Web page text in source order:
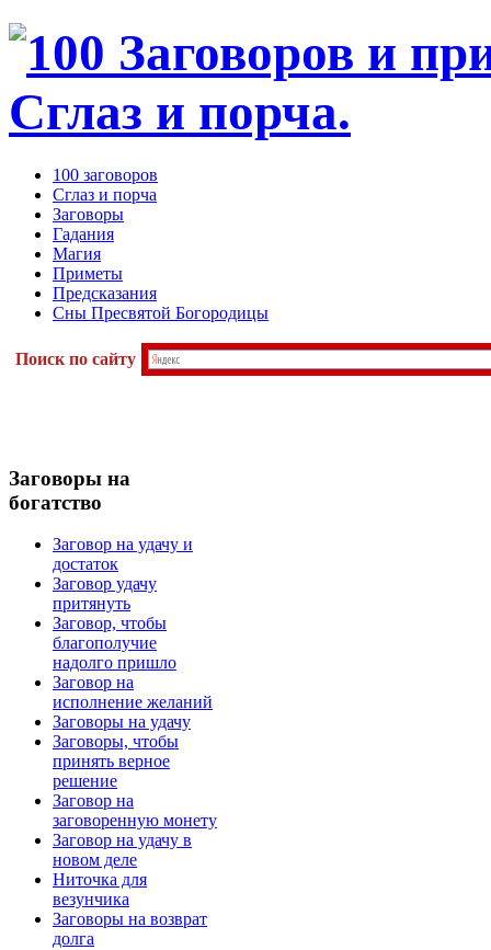
100 заговоров
Сглаз и порча
Заговоры
Гадания
Магия
Приметы
Предсказания
Сны Пресвятой Богородицы
Поиск по сайту
Заговоры на
богатство
Заговор на удачу и
достаток
Заговор удачу
притянуть
Заговор, чтобы
благополучие
надолго пришло
Заговор на
исполнение желаний
Заговоры на удачу
Заговоры, чтобы
принять верное
решение
Заговор на
заговоренную монету
Заговор на удачу в
новом деле
Ниточка для
везунчика
Заговоры на возврат
долга